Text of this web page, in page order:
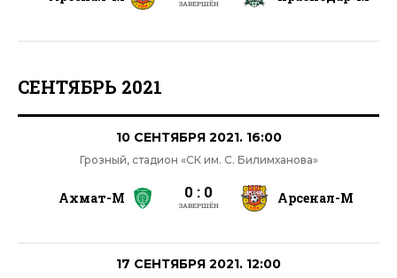
ЗАВЕРШЁН
СЕНТЯБРЬ 2021
10 СЕНТЯБРЯ 2021. 16:00
Грозный, стадион «СК им. С. Билимханова»
Ахмат-М 0 : 0
ЗАВЕРШЁН Арсенал-М
17 СЕНТЯБРЯ 2021. 12:00